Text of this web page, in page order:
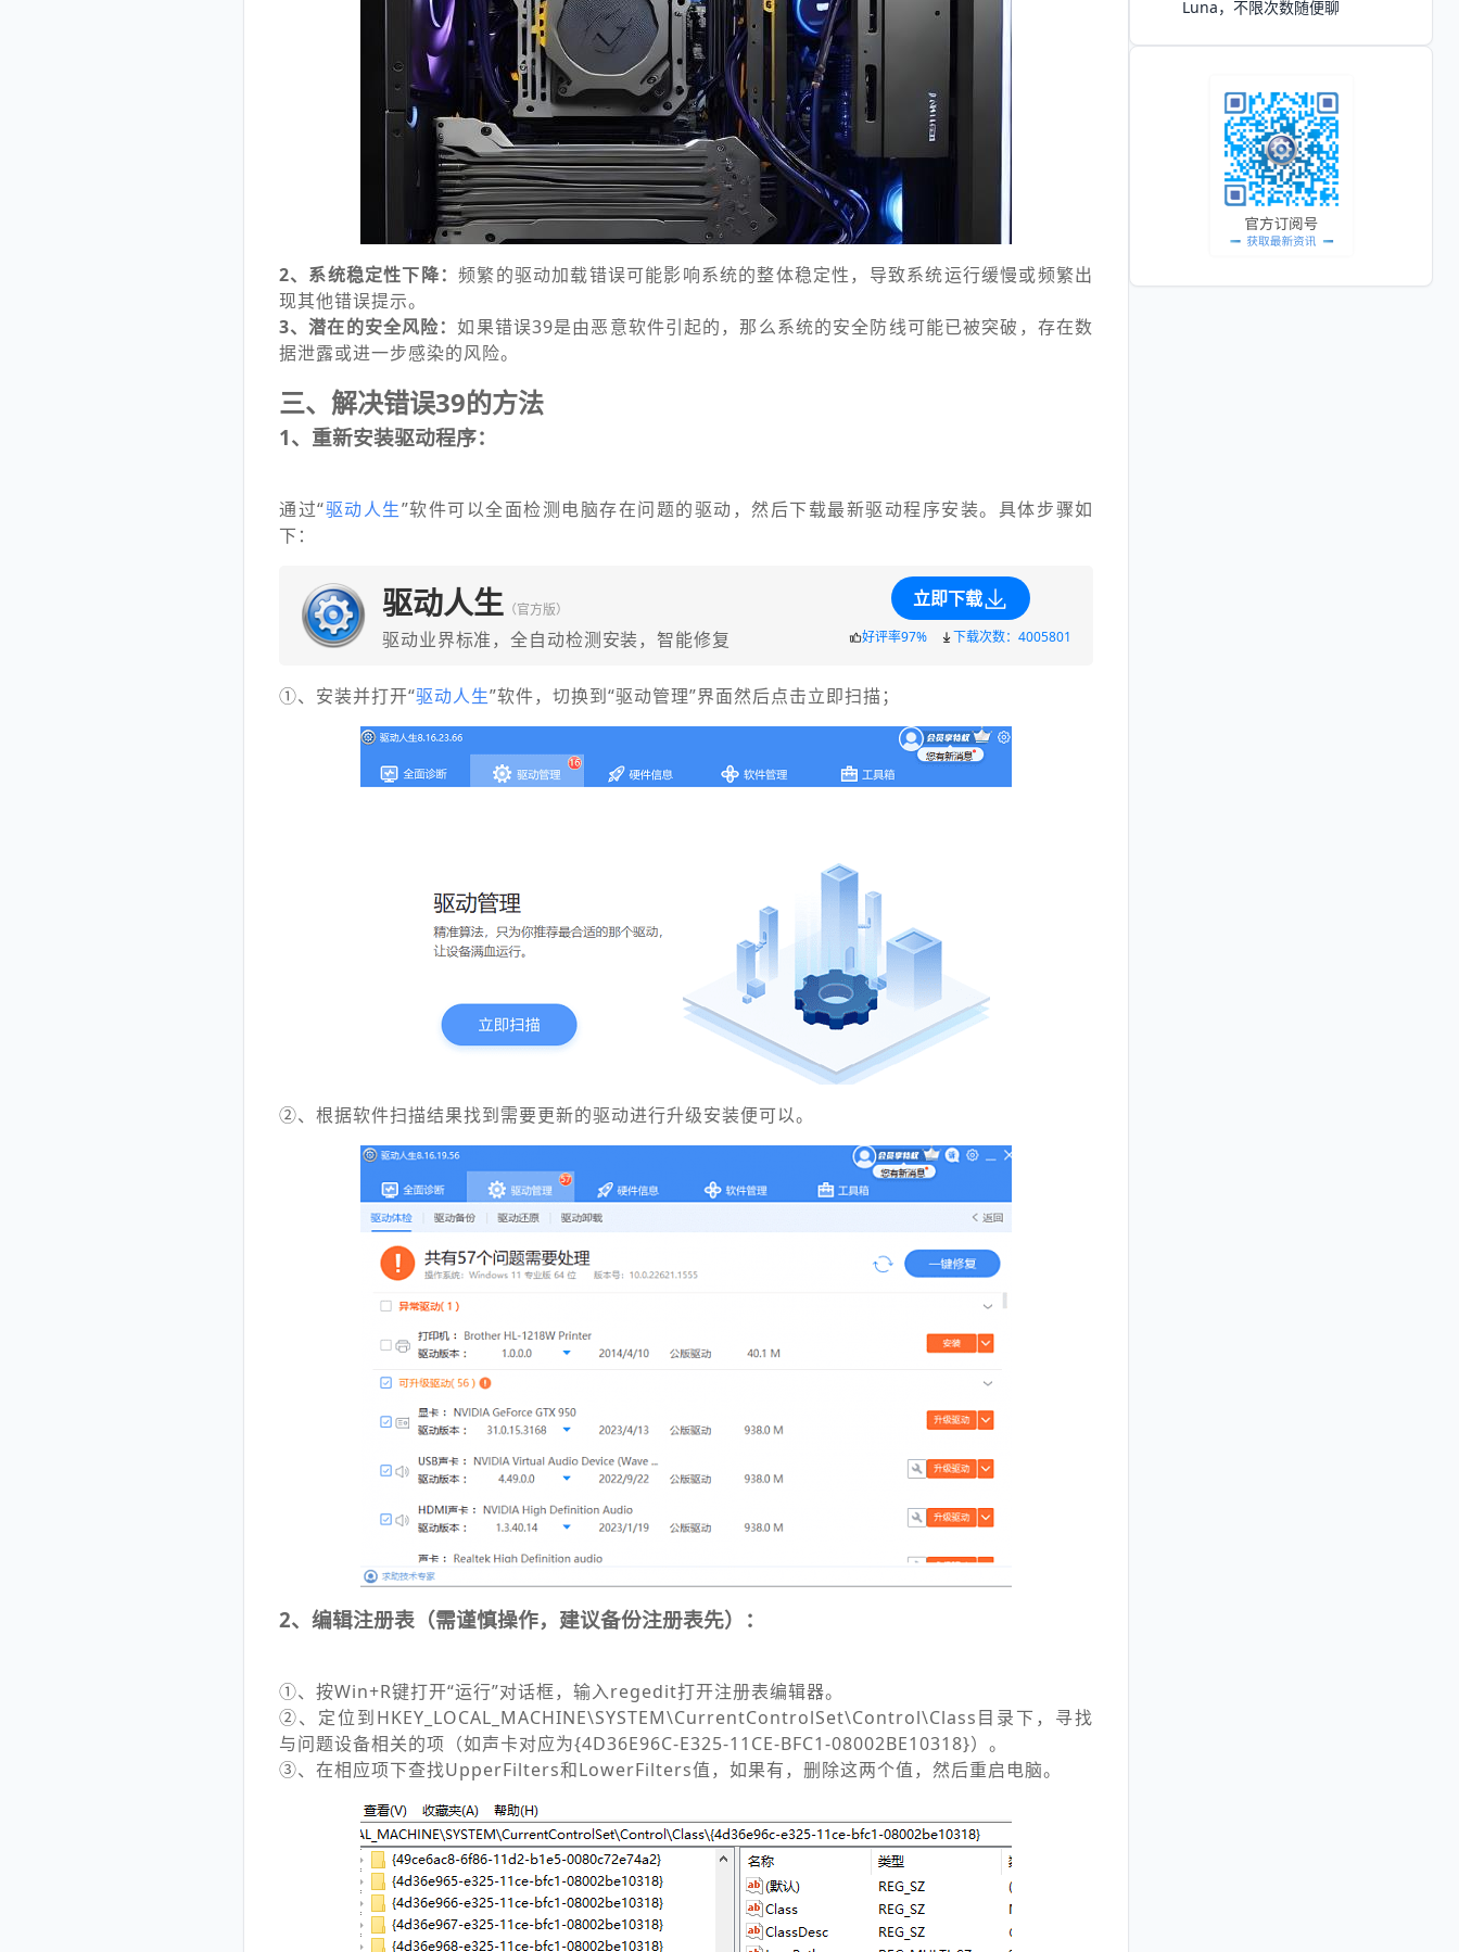
2、系统稳定性下降：频繁的驱动加载错误可能影响系统的整体稳定性，导致系统运行缓慢或频繁出
现其他错误提示。
3、潜在的安全风险：如果错误39是由恶意软件引起的，那么系统的安全防线可能已被突破，存在数
据泄露或进一步感染的风险。
三、解决错误39的方法
1、重新安装驱动程序：
通过“驱动人生”软件可以全面检测电脑存在问题的驱动，然后下载最新驱动程序安装。具体步骤如
下：
驱动人生 （官方版）
驱动业界标准，全自动检测安装，智能修复
立即下载
好评率97% 下载次数：4005801
①、安装并打开“驱动人生”软件，切换到“驱动管理”界面然后点击立即扫描；
②、根据软件扫描结果找到需要更新的驱动进行升级安装便可以。
2、编辑注册表（需谨慎操作，建议备份注册表先）：
①、按Win+R键打开“运行”对话框，输入regedit打开注册表编辑器。
②、定位到HKEY_LOCAL_MACHINE\SYSTEM\CurrentControlSet\Control\Class目录下，寻找
与问题设备相关的项（如声卡对应为{4D36E96C-E325-11CE-BFC1-08002BE10318}）。
③、在相应项下查找UpperFilters和LowerFilters值，如果有，删除这两个值，然后重启电脑。
Luna，不限次数随便聊